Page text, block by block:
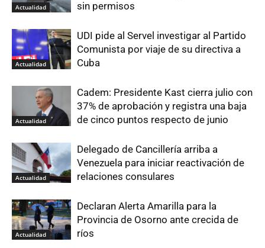
Actualidad
sin permisos
Actualidad
UDI pide al Servel investigar al Partido
Comunista por viaje de su directiva a
Cuba
Actualidad
Cadem: Presidente Kast cierra julio con
37% de aprobación y registra una baja
de cinco puntos respecto de junio
Actualidad
Delegado de Cancillería arriba a
Venezuela para iniciar reactivación de
relaciones consulares
Actualidad
Declaran Alerta Amarilla para la
Provincia de Osorno ante crecida de
ríos